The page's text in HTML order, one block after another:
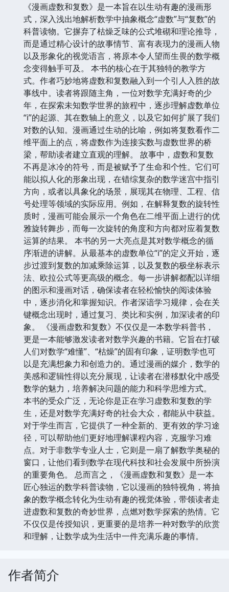
《漫画虚数和复数》是一本旨在以生动有趣的漫画形
式，深入浅出地解析数学中抽象概念“虚数”与“复数”的
科普读物。它摒弃了枯燥乏味的公式堆砌和理论推导，
而是通过精心设计的故事情节、富有表现力的漫画人物
以及形象化的视觉语言，将原本令人望而生畏的数学概
念变得触手可及。 本书的核心在于其独特的教学方
式。作者巧妙地将虚数和复数融入到一个引人入胜的故
事线中。读者将跟随主角，一位对数学充满好奇的少
年，在探索未知数学世界的旅程中，逐步理解虚数单位
“i”的起源、其在数轴上的意义，以及它如何扩展了我们
对数的认知。漫画通过生动的比喻，例如将复数看作二
维平面上的点，将虚数作为连接实数与虚数世界的桥
梁，帮助读者建立直观的理解。 故事中，虚数和复数
不再是冰冷的符号，而是被赋予了生命和个性。它们可
能以拟人化的形象出现，在错综复杂的数学迷宫中指引
方向，或者以具象化的场景，展现其在物理、工程、信
号处理等领域的实际应用。例如，在解释复数的旋转性
质时，漫画可能会展示一个角色在二维平面上进行的优
雅旋转舞步，而每一次旋转的角度和方向都对应着复数
运算的结果。 本书的另一大亮点是其对数学概念的循
序渐进的讲解。从最基本的虚数单位“i”的定义开始，逐
步过渡到复数的加减乘除运算，以及复数的极坐标表示
法、欧拉公式等更高级的概念。每一步讲解都配以详细
的图示和漫画对话，确保读者在轻松愉快的阅读体验
中，逐步消化和掌握知识。作者深谙学习规律，会在关
键概念出现时，通过复习、类比和实例，加深读者的印
象。 《漫画虚数和复数》不仅仅是一本数学科普书，
更是一本能够激发读者对数学兴趣的书籍。它旨在打破
人们对数学“难懂”、“枯燥”的固有印象，证明数学也可
以是充满想象力和创造力的。通过漫画的媒介，数学的
美感和逻辑性得以充分展现，让读者在潜移默化中感受
数学的魅力，培养解决问题的能力和科学思维方式。
本书的受众广泛，无论你是正在学习虚数和复数的学
生，还是对数学充满好奇的社会大众，都能从中获益。
对于学生而言，它提供了一种全新的、更有效的学习途
径，可以帮助他们更好地理解课程内容，克服学习难
点。对于非数学专业人士，它则是一扇了解数学奥秘的
窗口，让他们看到数学在现代科技和社会发展中所扮演
的重要角色。 总而言之，《漫画虚数和复数》是一本
匠心独运的数学科普读物，它以漫画的独特视角，将抽
象的数学概念转化为生动有趣的视觉体验，带领读者走
进虚数和复数的奇妙世界，点燃对数学探索的热情。它
不仅仅是传授知识，更重要的是培养一种对数学的欣赏
和理解，让数学成为生活中一件充满乐趣的事情。
作者简介